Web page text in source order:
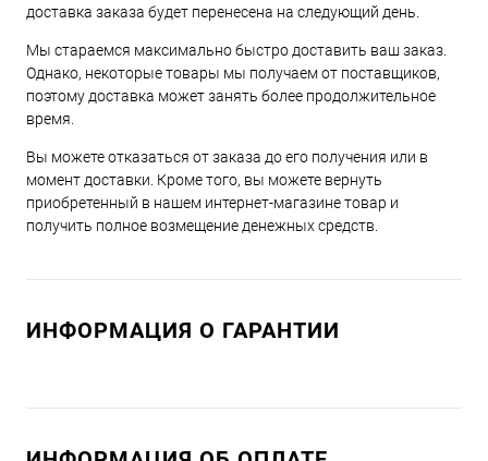
доставка заказа будет перенесена на следующий день.
Мы стараемся максимально быстро доставить ваш заказ.
Однако, некоторые товары мы получаем от поставщиков,
поэтому доставка может занять более продолжительное
время.
Вы можете отказаться от заказа до его получения или в
момент доставки. Кроме того, вы можете вернуть
приобретенный в нашем интернет-магазине товар и
получить полное возмещение денежных средств.
ИНФОРМАЦИЯ О ГАРАНТИИ